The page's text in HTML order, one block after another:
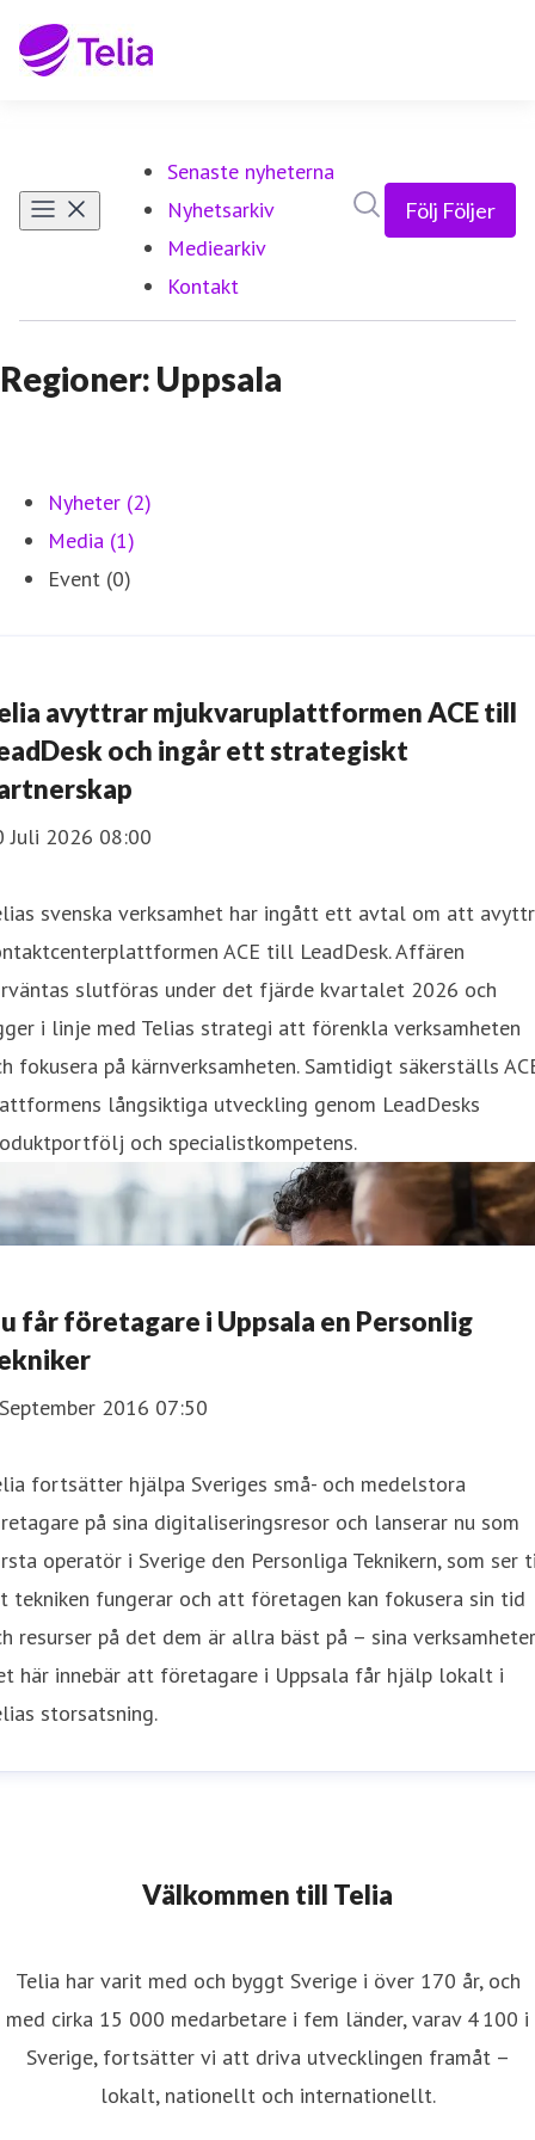
Senaste nyheterna
Nyhetsarkiv
Mediearkiv
Kontakt
Följ Följer
Regioner: Uppsala
Nyheter (2)
Media (1)
Event (0)
avyttrar mjukvaruplattformen ACE till
och ingår ett strategiskt
Juli 2026 08:00
svenska verksamhet har ingått ett avtal om att
ACE till LeadDesk. Affären
slutföras under det fjärde kvartalet 2026 och
i linje med Telias strategi att förenkla verksamheten
fokusera på kärnverksamheten. Samtidigt säkerställs
långsiktiga utveckling genom LeadDesks
och specialistkompetens.
får företagare i Uppsala en Personlig
2016 07:50
fortsätter hjälpa Sveriges små- och medelstora
på sina digitaliseringsresor och lanserar nu som
operatör i Sverige den Personliga Teknikern, som ser
tekniken fungerar och att företagen kan fokusera sin tid
resurser på det dem är allra bäst på – sina
här innebär att företagare i Uppsala får hjälp lokalt i
storsatsning.
Välkommen till Telia
Telia har varit med och byggt Sverige i över 170 år, och
med cirka 15 000 medarbetare i fem länder, varav 4 100 i
Sverige, fortsätter vi att driva utvecklingen framåt –
lokalt, nationellt och internationellt.